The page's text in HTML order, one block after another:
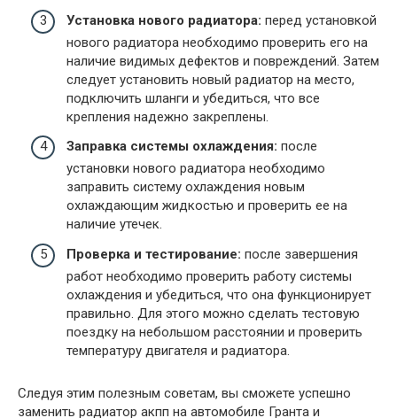
Установка нового радиатора: перед установкой
нового радиатора необходимо проверить его на
наличие видимых дефектов и повреждений. Затем
следует установить новый радиатор на место,
подключить шланги и убедиться, что все
крепления надежно закреплены.
Заправка системы охлаждения: после
установки нового радиатора необходимо
заправить систему охлаждения новым
охлаждающим жидкостью и проверить ее на
наличие утечек.
Проверка и тестирование: после завершения
работ необходимо проверить работу системы
охлаждения и убедиться, что она функционирует
правильно. Для этого можно сделать тестовую
поездку на небольшом расстоянии и проверить
температуру двигателя и радиатора.
Следуя этим полезным советам, вы сможете успешно
заменить радиатор акпп на автомобиле Гранта и